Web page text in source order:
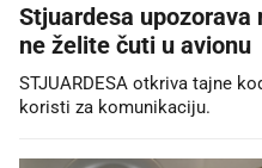
Stjuardesa
ne želite čuti u avionu
STJUARDESA otkriva tajne
koristi za komunikaciju.